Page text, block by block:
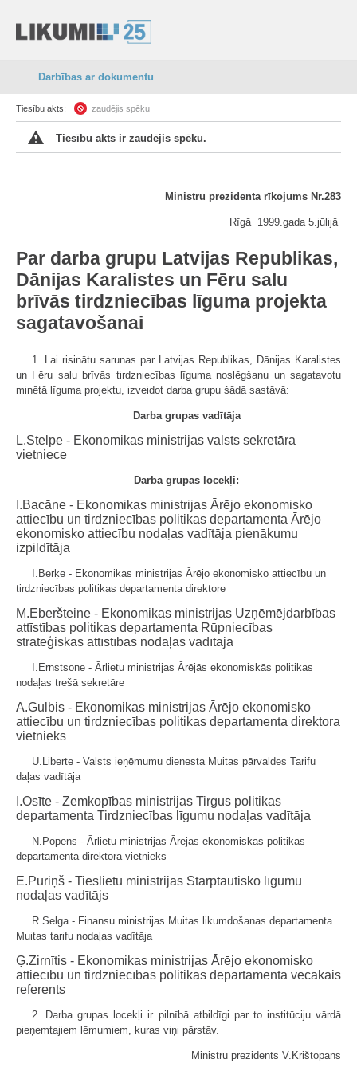
Darbības ar dokumentu
Tiesību akts: zaudējis spēku
Tiesību akts ir zaudējis spēku.
Ministru prezidenta rīkojums Nr.283
Rīgā 1999.gada 5.jūlijā
Par darba grupu Latvijas Republikas,
Dānijas Karalistes un Fēru salu
brīvās tirdzniecības līguma projekta
sagatavošanai
1. Lai risinātu sarunas par Latvijas Republikas, Dānijas Karalistes
un Fēru salu brīvās tirdzniecības līguma noslēgšanu un sagatavotu
minētā līguma projektu, izveidot darba grupu šādā sastāvā:
Darba grupas vadītāja
L.Stelpe - Ekonomikas ministrijas valsts sekretāra
vietniece
Darba grupas locekļi:
I.Bacāne - Ekonomikas ministrijas Ārējo ekonomisko
attiecību un tirdzniecības politikas departamenta Ārējo
ekonomisko attiecību nodaļas vadītāja pienākumu
izpildītāja
I.Berķe - Ekonomikas ministrijas Ārējo ekonomisko attiecību un
tirdzniecības politikas departamenta direktore
M.Eberšteine - Ekonomikas ministrijas Uzņēmējdarbības
attīstības politikas departamenta Rūpniecības
stratēģiskās attīstības nodaļas vadītāja
I.Ernstsone - Ārlietu ministrijas Ārējās ekonomiskās politikas
nodaļas trešā sekretāre
A.Gulbis - Ekonomikas ministrijas Ārējo ekonomisko
attiecību un tirdzniecības politikas departamenta direktora
vietnieks
U.Liberte - Valsts ieņēmumu dienesta Muitas pārvaldes Tarifu
daļas vadītāja
I.Osīte - Zemkopības ministrijas Tirgus politikas
departamenta Tirdzniecības līgumu nodaļas vadītāja
N.Popens - Ārlietu ministrijas Ārējās ekonomiskās politikas
departamenta direktora vietnieks
E.Puriņš - Tieslietu ministrijas Starptautisko līgumu
nodaļas vadītājs
R.Selga - Finansu ministrijas Muitas likumdošanas departamenta
Muitas tarifu nodaļas vadītāja
Ģ.Zirnītis - Ekonomikas ministrijas Ārējo ekonomisko
attiecību un tirdzniecības politikas departamenta vecākais
referents
2. Darba grupas locekļi ir pilnībā atbildīgi par to institūciju vārdā
pieņemtajiem lēmumiem, kuras viņi pārstāv.
Ministru prezidents V.Krištopans